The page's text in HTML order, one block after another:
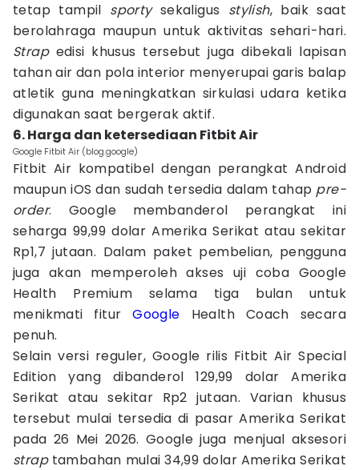
tetap tampil sportysekaligus stylish, baik saat
berolahraga maupun untuk aktivitas sehari-hari.
Strapedisi khusus tersebut juga dibekali lapisan
tahan air dan pola interior menyerupai garis balap
atletik guna meningkatkan sirkulasi udara ketika
digunakan saat bergerak aktif.
6. Harga dan ketersediaan Fitbit Air
Google Fitbit Air (blog.google)
Fitbit Air kompatibel dengan perangkat Android
maupun iOS dan sudah tersedia dalam tahap pre-
order. Google membanderol perangkat ini
seharga 99,99 dolar Amerika Serikat atau sekitar
Rp1,7 jutaan. Dalam paket pembelian, pengguna
juga akan memperoleh akses uji coba Google
Health Premium selama tiga bulan untuk
menikmati fiturGoogle Health Coach secara
penuh.
Selain versi reguler, Google rilis Fitbit Air Special
Edition yang dibanderol 129,99 dolar Amerika
Serikat atau sekitar Rp2 jutaan. Varian khusus
tersebut mulai tersedia di pasar Amerika Serikat
pada 26 Mei 2026. Google juga menjual aksesori
straptambahan mulai 34,99 dolar Amerika Serikat